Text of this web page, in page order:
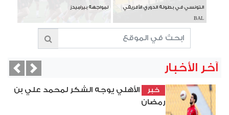
التونسي في بطولة الدوري الأفريقي
BAL
لمواجهة بيراميدز
آخر الأخبار
خبر
الأهلي يوجه الشكر لمحمد علي بن
رمضان
Next